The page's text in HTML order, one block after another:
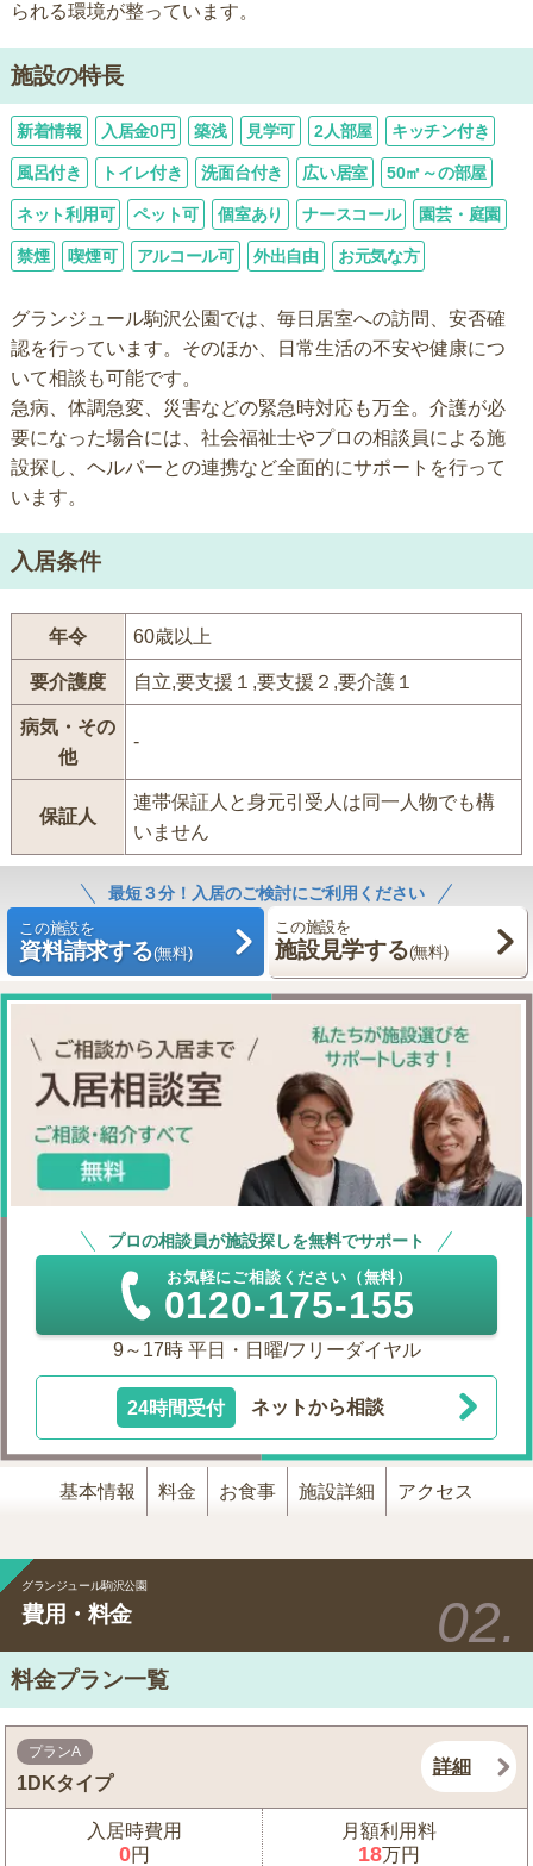
られる環境が整っています。
施設の特長
新着情報 入居金0円 築浅 見学可 2人部屋 キッチン付き
風呂付き トイレ付き 洗面台付き 広い居室 50㎡～の部屋
ネット利用可 ペット可 個室あり ナースコール 園芸・庭園
禁煙 喫煙可 アルコール可 外出自由 お元気な方
グランジュール駒沢公園では、毎日居室への訪問、安否確
認を行っています。そのほか、日常生活の不安や健康につ
いて相談も可能です。
急病、体調急変、災害などの緊急時対応も万全。介護が必
要になった場合には、社会福祉士やプロの相談員による施
設探し、ヘルパーとの連携など全面的にサポートを行って
います。
入居条件
年令 60歳以上
要介護度 自立,要支援１,要支援２,要介護１
病気・その
他
-
保証人
連帯保証人と身元引受人は同一人物でも構
いません
最短３分！入居のご検討にご利用ください
この施設を
資料請求する(無料)
この施設を
施設見学する(無料)
プロの相談員が施設探しを無料でサポート
お気軽にご相談ください（無料）
0120-175-155
9～17時 平日・日曜/フリーダイヤル
24時間受付 ネットから相談
基本情報 料金 お食事 施設詳細 アクセス
グランジュール駒沢公園
費用・料金
料金プラン一覧
プランA
1DKタイプ
詳細
入居時費用
0円
月額利用料
18万円